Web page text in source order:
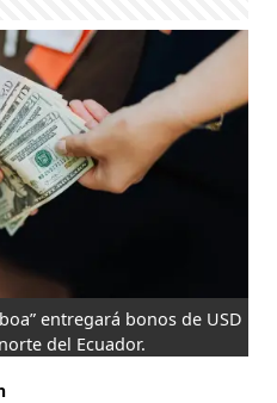
entregará bonos de USD
del Ecuador.